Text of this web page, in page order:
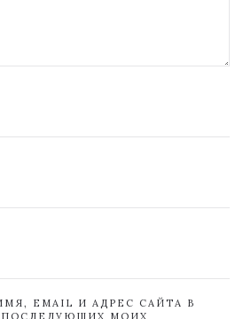
EMAIL И АДРЕС САЙТА В
ПОСЛЕДУЮЩИХ МОИХ